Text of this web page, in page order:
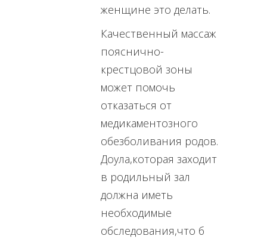
женщине это делать.
Качественный массаж
пояснично-
крестцовой зоны
может помочь
отказаться от
медикаментозного
обезболивания родов.
Доула,которая заходит
в родильный зал
должна иметь
необходимые
обследования,что б